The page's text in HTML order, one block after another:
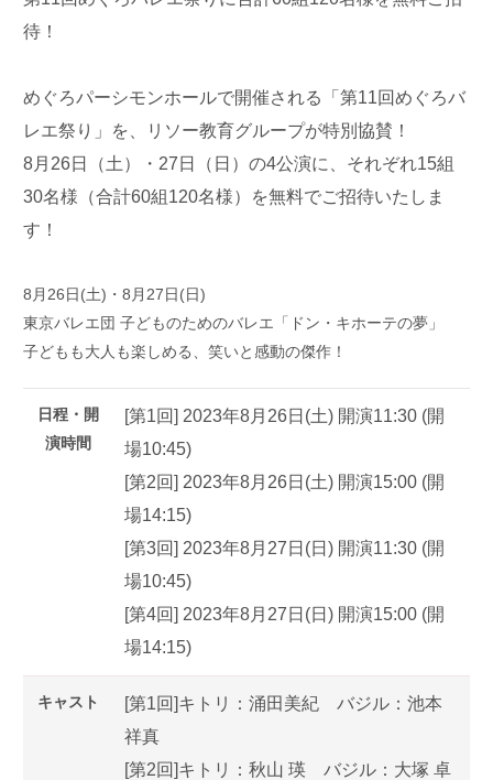
待！
めぐろパーシモンホールで開催される「第11回めぐろバ
レエ祭り」を、リソー教育グループが特別協賛！
8月26日（土）・27日（日）の4公演に、それぞれ15組
30名様（合計60組120名様）を無料でご招待いたしま
す！
8月26日(土)・8月27日(日)
東京バレエ団 子どものためのバレエ「ドン・キホーテの夢」
子どもも大人も楽しめる、笑いと感動の傑作！
日程・開
演時間
[第1回] 2023年8月26日(土) 開演11:30 (開
場10:45)
[第2回] 2023年8月26日(土) 開演15:00 (開
場14:15)
[第3回] 2023年8月27日(日) 開演11:30 (開
場10:45)
[第4回] 2023年8月27日(日) 開演15:00 (開
場14:15)
キャスト
[第1回]キトリ：涌田美紀 バジル：池本
祥真
[第2回]キトリ：秋山 瑛 バジル：大塚 卓